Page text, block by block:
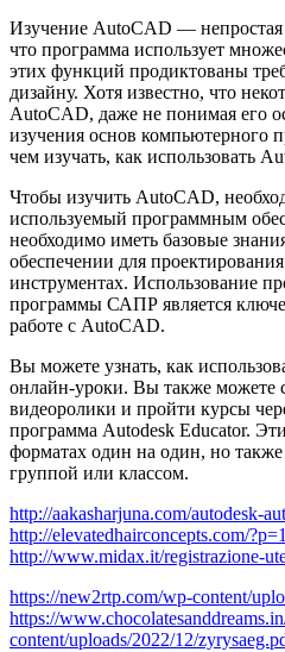
Изучение AutoCAD — непростая
что программа использует
этих функций продиктованы
дизайну. Хотя известно, что
AutoCAD, даже не понимая его
изучения основ компьютерного
чем изучать, как использовать
Чтобы изучить AutoCAD,
используемый программным
необходимо иметь базовые
обеспечении для
инструментах. Использование
программы САПР является
работе с AutoCAD.
Вы можете узнать, как
онлайн-уроки. Вы также можете
видеоролики и пройти курсы
программа Autodesk Educator.
форматах один на один, но
группой или классом.
http://aakasharjuna.com/autodesk-
http://elevatedhairconcepts.com/
http://www.midax.it/registrazione-
https://new2rtp.com/wp-content/
https://
content/uploads/2022/12/